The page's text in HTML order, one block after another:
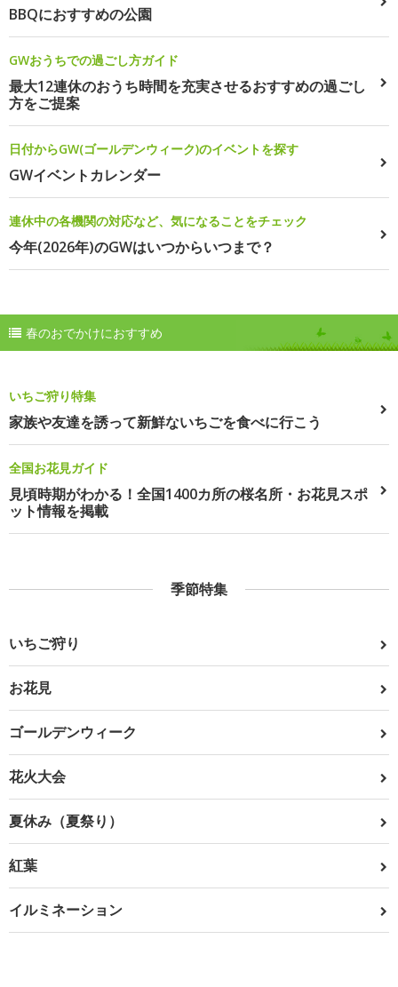
BBQにおすすめの公園
GWおうちでの過ごし方ガイド
最大12連休のおうち時間を充実させるおすすめの過ごし
方をご提案
日付からGW(ゴールデンウィーク)のイベントを探す
GWイベントカレンダー
連休中の各機関の対応など、気になることをチェック
今年(2026年)のGWはいつからいつまで？
春のおでかけにおすすめ
いちご狩り特集
家族や友達を誘って新鮮ないちごを食べに行こう
全国お花見ガイド
見頃時期がわかる！全国1400カ所の桜名所・お花見スポ
ット情報を掲載
季節特集
いちご狩り
お花見
ゴールデンウィーク
花火大会
夏休み（夏祭り）
紅葉
イルミネーション